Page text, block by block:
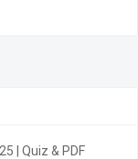
| Quiz & PDF